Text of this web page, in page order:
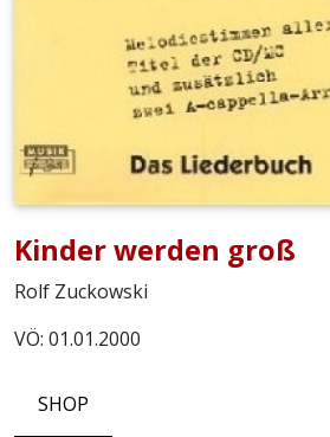
Kinder werden groß
Rolf Zuckowski
VÖ: 01.01.2000
SHOP